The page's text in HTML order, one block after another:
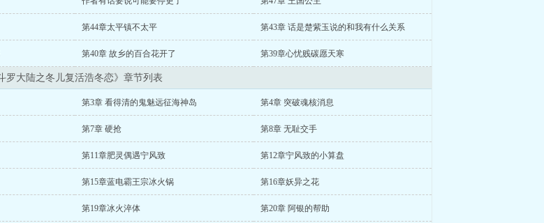
第44章太平镇不太平 第43章 话是楚紫玉说的和我有什么关系
第40章 故乡的百合花开了 第39章心忧贱碳愿天寒
罗大陆之冬儿复活浩冬恋》章节列表
第3章 看得清的鬼魅远征海神岛 第4章 突破魂核消息
第7章 硬抢 第8章 无耻交手
第11章肥灵偶遇宁风致 第12章宁风致的小算盘
第15章蓝电霸王宗冰火锅 第16章妖异之花
第19章冰火淬体 第20章 阿银的帮助